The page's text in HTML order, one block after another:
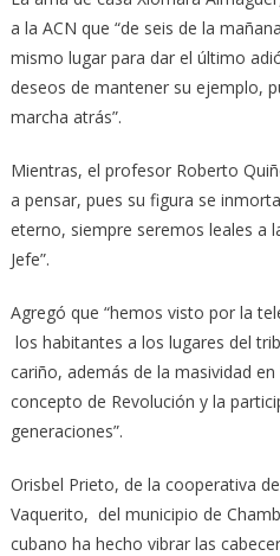
a la ACN que “de seis de la
mismo lugar para dar el último
deseos de mantener su ejemplo,
marcha atrás”.
Mientras, el profesor Roberto
a pensar, pues su figura se
eterno, siempre seremos leales a
Jefe”.
Agregó que “hemos visto por la
los habitantes a los lugares del
cariño, además de la masividad
concepto de Revolución y la
generaciones”.
Orisbel Prieto, de la cooperativa
Vaquerito, del municipio de
cubano ha hecho vibrar las